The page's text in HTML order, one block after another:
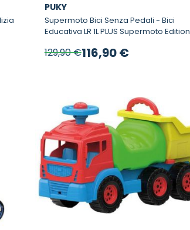
PUKY
Supermoto Bici Senza Pedali - Bici
Educativa LR 1L PLUS Supermoto Edition
129,90 €Prezzo speciale
116,90 €